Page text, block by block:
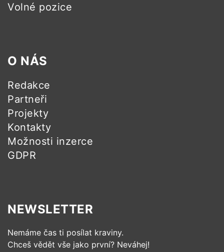
Volné pozice
O NÁS
Redakce
Partneři
Projekty
Kontakty
Možnosti inzerce
GDPR
NEWSLETTER
Nemáme čas ti posílat kraviny.
Chceš vědět vše jako první? Neváhej!